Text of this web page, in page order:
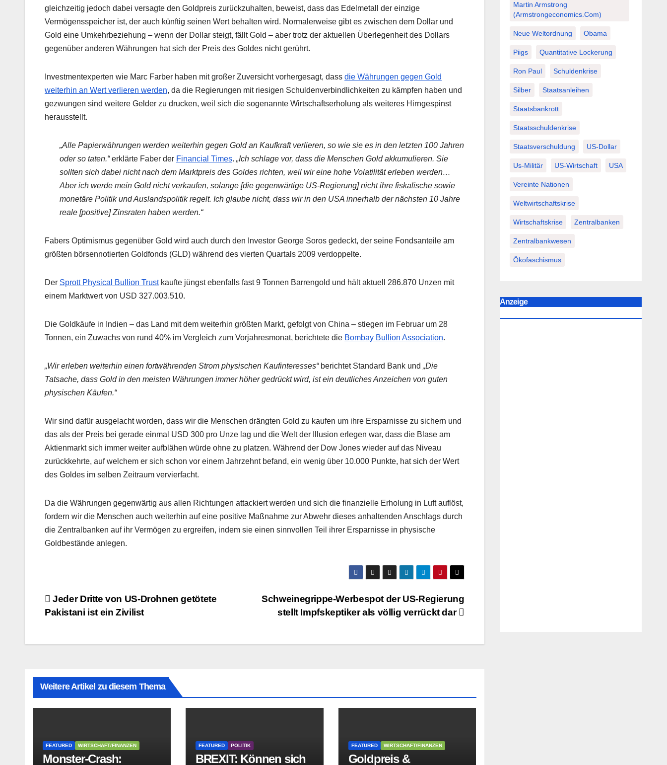
gleichzeitig jedoch dabei versagte den Goldpreis zurückzuhalten, beweist, dass das Edelmetall der einzige
Vermögensspeicher ist, der auch künftig seinen Wert behalten wird. Normalerweise gibt es zwischen dem Dollar und
Gold eine Umkehrbeziehung – wenn der Dollar steigt, fällt Gold – aber trotz der aktuellen Überlegenheit des Dollars
gegenüber anderen Währungen hat sich der Preis des Goldes nicht gerührt.
Investmentexperten wie Marc Farber haben mit großer Zuversicht vorhergesagt, dass die Währungen gegen Gold
weiterhin an Wert verlieren werden, da die Regierungen mit riesigen Schuldenverbindlichkeiten zu kämpfen haben und
gezwungen sind weitere Gelder zu drucken, weil sich die sogenannte Wirtschaftserholung als weiteres Hirngespinst
herausstellt.
„Alle Papierwährungen werden weiterhin gegen Gold an Kaufkraft verlieren, so wie sie es in den letzten 100 Jahren
oder so taten.“erklärte Faber der Financial Times. „Ich schlage vor, dass die Menschen Gold akkumulieren. Sie
sollten sich dabei nicht nach dem Marktpreis des Goldes richten, weil wir eine hohe Volatilität erleben werden…
Aber ich werde mein Gold nicht verkaufen, solange [die gegenwärtige US-Regierung] nicht ihre fiskalische sowie
monetäre Politik und Auslandspolitik regelt. Ich glaube nicht, dass wir in den USA innerhalb der nächsten 10 Jahre
reale [positive] Zinsraten haben werden.“
Fabers Optimismus gegenüber Gold wird auch durch den Investor George Soros gedeckt, der seine Fondsanteile am
größten börsennotierten Goldfonds (GLD) während des vierten Quartals 2009 verdoppelte.
Der Sprott Physical Bullion Trustkaufte jüngst ebenfalls fast 9 Tonnen Barrengold und hält aktuell 286.870 Unzen mit
einem Marktwert von USD 327.003.510.
Die Goldkäufe in Indien – das Land mit dem weiterhin größten Markt, gefolgt von China – stiegen im Februar um 28
Tonnen, ein Zuwachs von rund 40% im Vergleich zum Vorjahresmonat, berichtete die Bombay Bullion Association.
„Wir erleben weiterhin einen fortwährenden Strom physischen Kaufinteresses“ berichtet Standard Bank und „Die
Tatsache, dass Gold in den meisten Währungen immer höher gedrückt wird, ist ein deutliches Anzeichen von guten
physischen Käufen.“
Wir sind dafür ausgelacht worden, dass wir die Menschen drängten Gold zu kaufen um ihre Ersparnisse zu sichern und
das als der Preis bei gerade einmal USD 300 pro Unze lag und die Welt der Illusion erlegen war, dass die Blase am
Aktienmarkt sich immer weiter aufblähen würde ohne zu platzen. Während der Dow Jones wieder auf das Niveau
zurückkehrte, auf welchem er sich schon vor einem Jahrzehnt befand, ein wenig über 10.000 Punkte, hat sich der Wert
des Goldes im selben Zeitraum vervierfacht.
Da die Währungen gegenwärtig aus allen Richtungen attackiert werden und sich die finanzielle Erholung in Luft auflöst,
fordern wir die Menschen auch weiterhin auf eine positive Maßnahme zur Abwehr dieses anhaltenden Anschlags durch
die Zentralbanken auf ihr Vermögen zu ergreifen, indem sie einen sinnvollen Teil ihrer Ersparnisse in physische
Goldbestände anlegen.
Beitragsnavigation
Schweinegrippe-Werbespot der US-Regierung
stellt Impfskeptiker als völlig verrückt dar
Jeder Dritte von US-Drohnen getötete
Pakistani ist ein Zivilist
Weitere Artikel zu diesem Thema
FEATURED WIRTSCHAFT/FINANZEN
Monster-Crash:
FEATURED POLITIK
BREXIT: Können sich
FEATURED WIRTSCHAFT/FINANZEN
Goldpreis &
Martin Armstrong
(Armstrongeconomics.com)
Neue Weltordnung Obama
Piigs Quantitative Lockerung
Ron Paul Schuldenkrise
Silber Staatsanleihen
Staatsbankrott
Staatsschuldenkrise
Staatsverschuldung US-Dollar
Us-Militär US-Wirtschaft USA
Vereinte Nationen
Weltwirtschaftskrise
Wirtschaftskrise Zentralbanken
Zentralbankwesen
Ökofaschismus
Anzeige